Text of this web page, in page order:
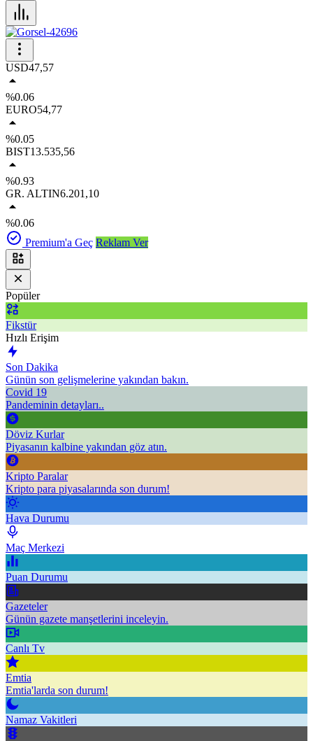
USD47,57
%0.06
EURO54,77
%0.05
BIST13.535,56
%0.93
GR. ALTIN6.201,10
%0.06
Premium'a Geç Reklam Ver
Popüler
Fikstür
Hızlı Erişim
Son Dakika
Günün son gelişmelerine yakından bakın.
Covid 19
Pandeminin detayları..
Döviz Kurlar
Piyasanın kalbine yakından göz atın.
Kripto Paralar
Kripto para piyasalarında son durum!
Hava Durumu
Maç Merkezi
Puan Durumu
Gazeteler
Günün gazete manşetlerini inceleyin.
Canlı Tv
Emtia
Emtia'larda son durum!
Namaz Vakitleri